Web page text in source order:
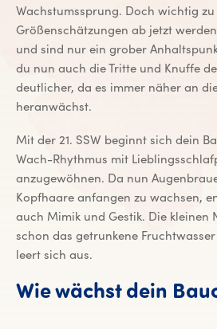
Wachstumssprung. Doch wichtig
Größenschätzungen ab jetzt
und sind nur ein grober
du nun auch die Tritte und Knuffe
deutlicher, da es immer näher an
heranwächst.
Mit der 21. SSW beginnt sich dein
Wach-Rhythmus mit
anzugewöhnen. Da nun
Kopfhaare anfangen zu wachsen,
auch Mimik und Gestik. Die kleinen
schon das getrunkene
leert sich aus.
Wie wächst dein